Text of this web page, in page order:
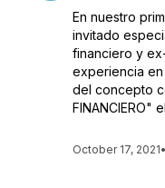
En nuestro
invitado
financiero y
experiencia
del concepto
FINANCIERO"
October 17, 2021•